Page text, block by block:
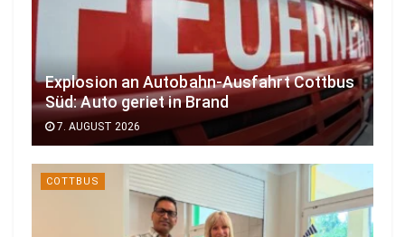
Explosion an Autobahn-Ausfahrt Cottbus
Süd: Auto geriet in Brand
7. AUGUST 2026
COTTBUS